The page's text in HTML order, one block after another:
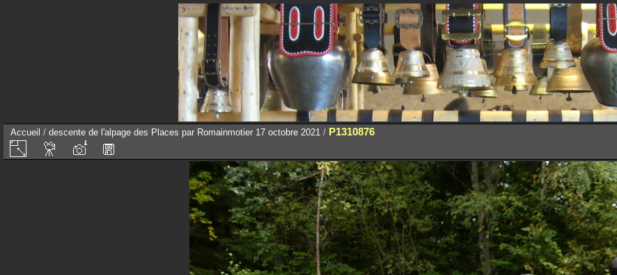
Accueil / descente de l'alpage des Places par Romainmotier 17 octobre 2021 / P1310876